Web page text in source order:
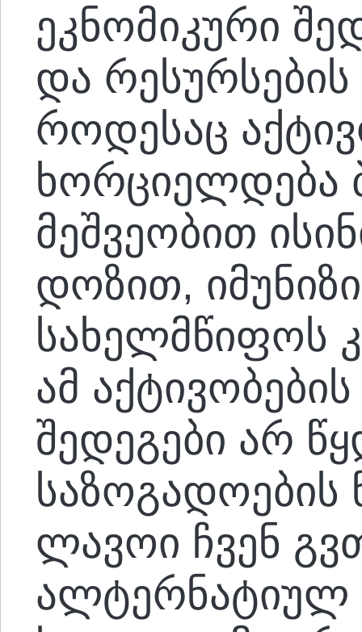
ეკნომიკური
და
როდესაც
ხორციელდება
მეშვეობით
დოზით,
სახელმწიფოს
ამ
შედეგები არ
საზოგადოების
ლავოი ჩვენ
ალტერნატიულ